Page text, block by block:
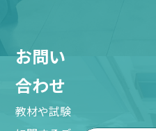
お問い
合わせ
教材や試験